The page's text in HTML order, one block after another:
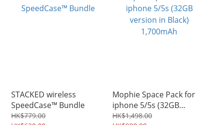
STACKED wireless
SpeedCase™ Bundle
HK$779.00
Mophie Space Pack for
iphone 5/5s (32GB
version in Black)
HK$1,498.00